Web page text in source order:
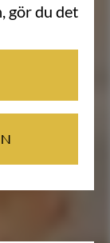
gör du det